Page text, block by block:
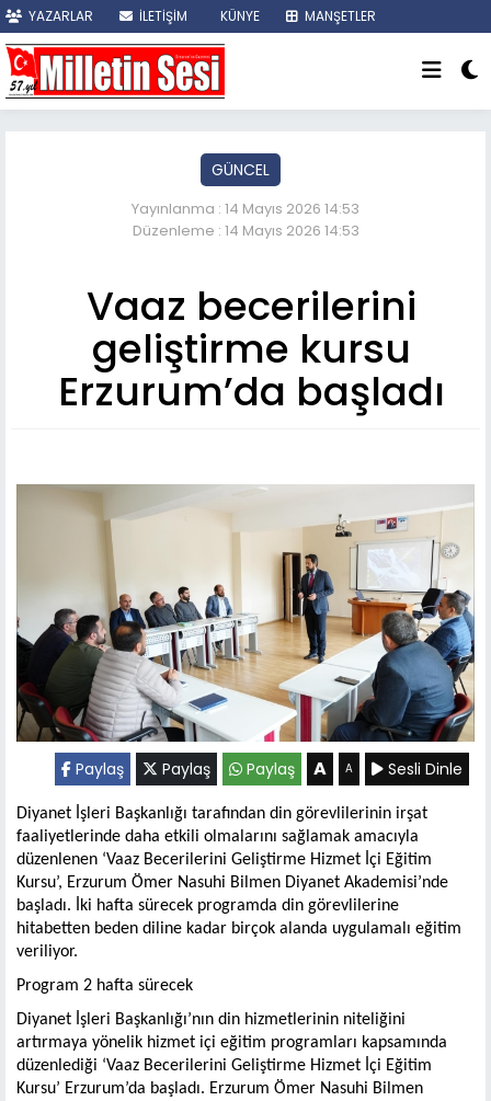
YAZARLAR İLETİŞİM KÜNYE
MANŞETLER
SON DAKİKA
GÜNCEL
Yayınlanma : 14 Mayıs 2026 14:53
Düzenleme : 14 Mayıs 2026 14:53
Vaaz becerilerini
geliştirme kursu
Erzurum’da başladı
Paylaş Paylaş Paylaş A A Sesli Dinle
Diyanet İşleri Başkanlığı tarafından din görevlilerinin irşat
faaliyetlerinde daha etkili olmalarını sağlamak amacıyla
düzenlenen ‘Vaaz Becerilerini Geliştirme Hizmet İçi Eğitim
Kursu’, Erzurum Ömer Nasuhi Bilmen Diyanet Akademisi’nde
başladı. İki hafta sürecek programda din görevlilerine
hitabetten beden diline kadar birçok alanda uygulamalı eğitim
veriliyor.
Program 2 hafta sürecek
Diyanet İşleri Başkanlığı’nın din hizmetlerinin niteliğini
artırmaya yönelik hizmet içi eğitim programları kapsamında
düzenlediği ‘Vaaz Becerilerini Geliştirme Hizmet İçi Eğitim
Kursu’ Erzurum’da başladı. Erzurum Ömer Nasuhi Bilmen